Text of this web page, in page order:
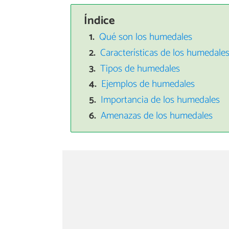
Índice
Qué son los humedales
Características de los
Tipos de humedales
Ejemplos de humedales
Importancia de los humedales
Amenazas de los humedales